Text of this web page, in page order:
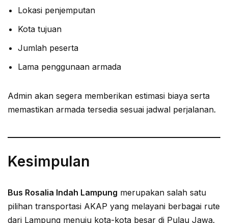
Lokasi penjemputan
Kota tujuan
Jumlah peserta
Lama penggunaan armada
Admin akan segera memberikan estimasi biaya serta
memastikan armada tersedia sesuai jadwal perjalanan.
Kesimpulan
Bus Rosalia Indah Lampung merupakan salah satu
pilihan transportasi AKAP yang melayani berbagai rute
dari Lampung menuju kota-kota besar di Pulau Jawa.